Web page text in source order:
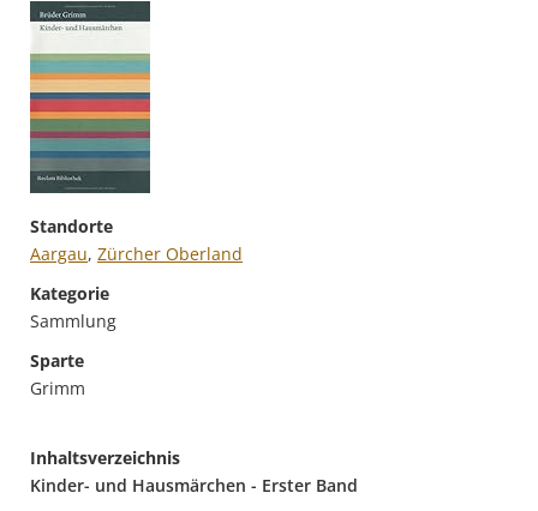
Standorte
Aargau, Zürcher Oberland
Kategorie
Sammlung
Sparte
Grimm
Inhaltsverzeichnis
Kinder- und Hausmärchen - Erster Band